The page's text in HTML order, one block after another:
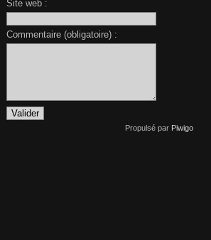
Site web :
Commentaire (obligatoire) :
Propulsé par Piwigo